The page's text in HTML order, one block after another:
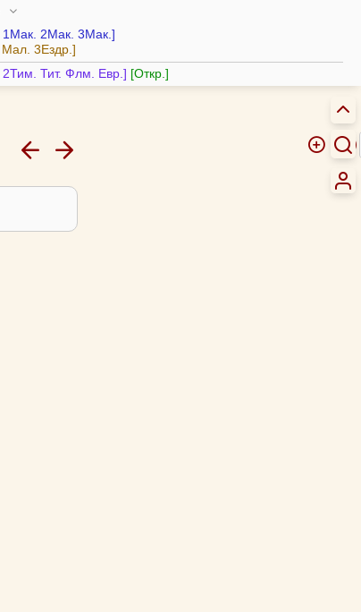
1Мак. 2Мак. 3Мак.
Мал. 3Ездр.
2Тим. Тит. Флм. Евр. Откр.